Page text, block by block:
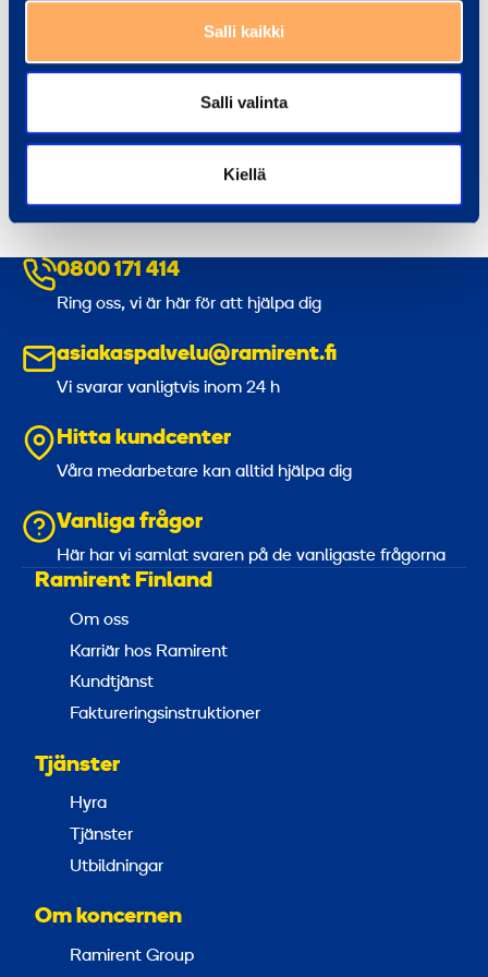
Salli kaikki
Salli valinta
Kiellä
teemu.kumpula@ramirent.fi
+358 40 768 6558
0800 171 414
Ring oss, vi är här för att hjälpa dig
asiakaspalvelu@ramirent.fi
Vi svarar vanligtvis inom 24 h
Hitta kundcenter
Våra medarbetare kan alltid hjälpa dig
Vanliga frågor
Här har vi samlat svaren på de vanligaste frågorna
Ramirent Finland
Om oss
Karriär hos Ramirent
Kundtjänst
Faktureringsinstruktioner
Tjänster
Hyra
Tjänster
Utbildningar
Om koncernen
Ramirent Group